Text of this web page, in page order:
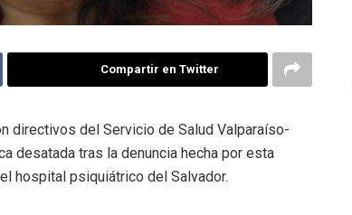
Compartir en Twitter
directivos del Servicio de Salud Valparaíso-
desatada tras la denuncia hecha por esta
hospital psiquiátrico del Salvador.